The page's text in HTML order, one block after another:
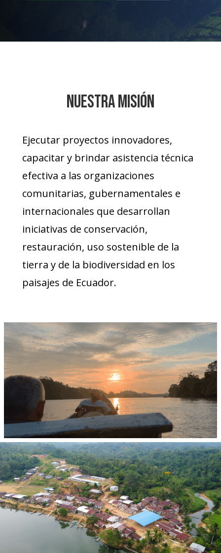
Nuestra Misión
Ejecutar proyectos innovadores,
capacitar y brindar asistencia técnica
efectiva a las organizaciones
comunitarias, gubernamentales e
internacionales que desarrollan
iniciativas de conservación,
restauración, uso sostenible de la
tierra y de la biodiversidad en los
paisajes de Ecuador.